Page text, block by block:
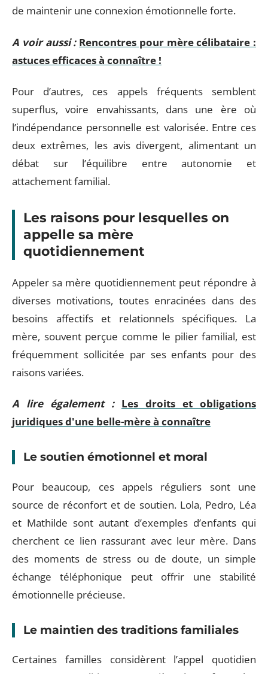
de maintenir une connexion émotionnelle forte.
A voir aussi : Rencontres pour mère célibataire :
astuces efficaces à connaître !
Pour d’autres, ces appels fréquents semblent
superflus, voire envahissants, dans une ère où
l’indépendance personnelle est valorisée. Entre ces
deux extrêmes, les avis divergent, alimentant un
débat sur l’équilibre entre autonomie et
attachement familial.
Les raisons pour lesquelles on
appelle sa mère
quotidiennement
Appeler sa mère quotidiennement peut répondre à
diverses motivations, toutes enracinées dans des
besoins affectifs et relationnels spécifiques. La
mère, souvent perçue comme le pilier familial, est
fréquemment sollicitée par ses enfants pour des
raisons variées.
A lire également : Les droits et obligations
juridiques d'une belle-mère à connaître
Le soutien émotionnel et moral
Pour beaucoup, ces appels réguliers sont une
source de réconfort et de soutien. Lola, Pedro, Léa
et Mathilde sont autant d’exemples d’enfants qui
cherchent ce lien rassurant avec leur mère. Dans
des moments de stress ou de doute, un simple
échange téléphonique peut offrir une stabilité
émotionnelle précieuse.
Le maintien des traditions familiales
Certaines familles considèrent l’appel quotidien